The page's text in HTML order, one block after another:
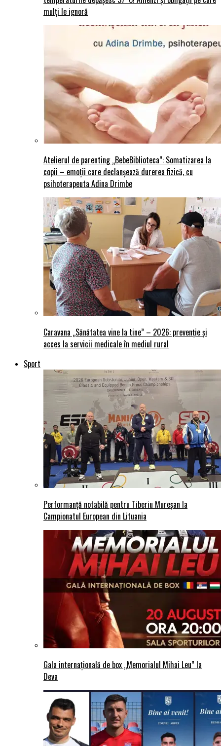
mulți le ignoră
Atelierul de parenting „BebeBiblioteca”: Somatizarea la
copii – emoții care declanșează durerea fizică, cu
psihoterapeuta Adina Drimbe
Caravana „Sănătatea vine la tine” – 2026: prevenție și
acces la servicii medicale în mediul rural
Sport
Performanță notabilă pentru Tiberiu Mureșan la
Campionatul European din Lituania
Gala internațională de box „Memorialul Mihai Leu” la
Deva